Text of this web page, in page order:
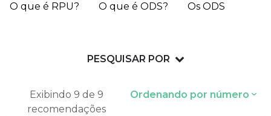
O que é RPU? O que é ODS? Os ODS
PESQUISAR POR
Exibindo 9 de 9
recomendações
Ordenando por número